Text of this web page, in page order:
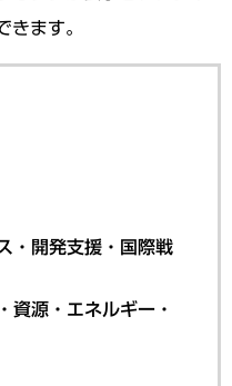
ます。
・開発支援・国際戦
資源・エネルギー・